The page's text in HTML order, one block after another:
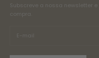
Subscreve a nossa newsletter e
compra.